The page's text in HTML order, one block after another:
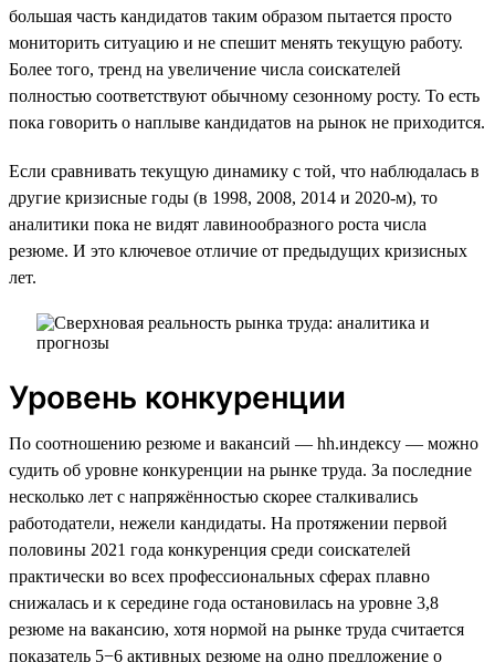
большая часть кандидатов таким образом пытается просто
мониторить ситуацию и не спешит менять текущую работу.
Более того, тренд на увеличение числа соискателей
полностью соответствуют обычному сезонному росту. То есть
пока говорить о наплыве кандидатов на рынок не приходится.
Если сравнивать текущую динамику с той, что наблюдалась в
другие кризисные годы (в 1998, 2008, 2014 и 2020-м), то
аналитики пока не видят лавинообразного роста числа
резюме. И это ключевое отличие от предыдущих кризисных
лет.
Уровень конкуренции
По соотношению резюме и вакансий — hh.индексу — можно
судить об уровне конкуренции на рынке труда. За последние
несколько лет с напряжённостью скорее сталкивались
работодатели, нежели кандидаты. На протяжении первой
половины 2021 года конкуренция среди соискателей
практически во всех профессиональных сферах плавно
снижалась и к середине года остановилась на уровне 3,8
резюме на вакансию, хотя нормой на рынке труда считается
показатель 5−6 активных резюме на одно предложение о